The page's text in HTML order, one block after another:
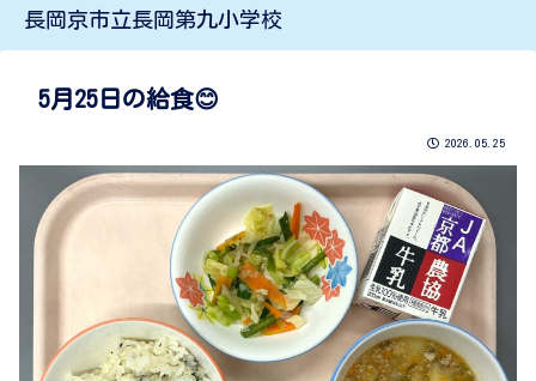
長岡京市立長岡第九小学校
5月25日の給食😊
2026.05.25